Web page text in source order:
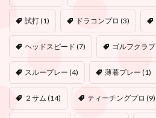
試打(1) ドラコンプロ (3)
ヘッドスピード (7) ゴルフクラブ
スループレー (4) 薄暮プレー (1)
２サム (14) ティーチングプロ (9)